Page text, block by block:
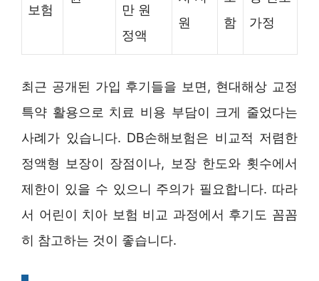
보험
만 원
정액
원
함
가정
최근 공개된 가입 후기들을 보면, 현대해상 교정
특약 활용으로 치료 비용 부담이 크게 줄었다는
사례가 있습니다. DB손해보험은 비교적 저렴한
정액형 보장이 장점이나, 보장 한도와 횟수에서
제한이 있을 수 있으니 주의가 필요합니다. 따라
서 어린이 치아 보험 비교 과정에서 후기도 꼼꼼
히 참고하는 것이 좋습니다.